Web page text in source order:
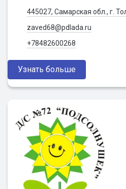
445027, Самарская обл., г.
zaved68@pdlada.ru
+78482600268
Узнать больше